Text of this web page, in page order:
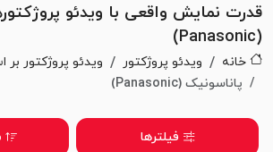
قدرت نمایش واقعی با ویدئو
(Panasonic)
خانه ویدئو پروژکتور
ویدئو پروژکتور بر
پاناسونیک (Panasonic)
فیلترها